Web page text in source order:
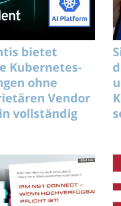
bietet
Kubernetes-
ohne
Vendor
vollständig